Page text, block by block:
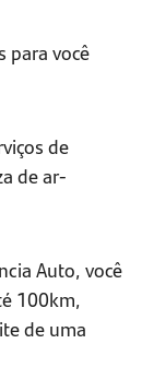
para você
de
de ar-
Auto, você
100km,
de uma